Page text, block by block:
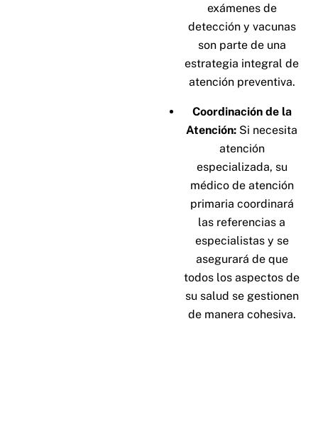
exámenes de
detección y vacunas
son parte de una
estrategia integral de
atención preventiva.
Coordinación de la
Atención: Si necesita
atención
especializada, su
médico de atención
primaria coordinará
las referencias a
especialistas y se
asegurará de que
todos los aspectos de
su salud se gestionen
de manera cohesiva.